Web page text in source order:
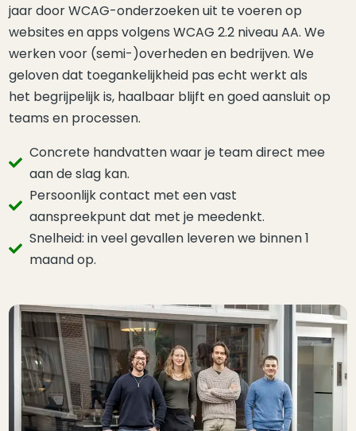
jaar door WCAG-onderzoeken uit te voeren op
websites en apps volgens WCAG 2.2 niveau AA. We
werken voor (semi-)overheden en bedrijven. We
geloven dat toegankelijkheid pas echt werkt als
het begrijpelijk is, haalbaar blijft en goed aansluit op
teams en processen.
Concrete handvatten waar je team direct mee
aan de slag kan.
Persoonlijk contact met een vast
aanspreekpunt dat met je meedenkt.
Snelheid: in veel gevallen leveren we binnen 1
maand op.